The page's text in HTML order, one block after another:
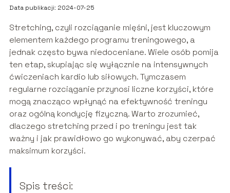
Data publikacji: 2024-07-25
Stretching, czyli rozciąganie mięśni, jest kluczowym
elementem każdego programu treningowego, a
jednak często bywa niedoceniane. Wiele osób pomija
ten etap, skupiając się wyłącznie na intensywnych
ćwiczeniach kardio lub siłowych. Tymczasem
regularne rozciąganie przynosi liczne korzyści, które
mogą znacząco wpłynąć na efektywność treningu
oraz ogólną kondycję fizyczną. Warto zrozumieć,
dlaczego stretching przed i po treningu jest tak
ważny i jak prawidłowo go wykonywać, aby czerpać
maksimum korzyści.
Spis treści: